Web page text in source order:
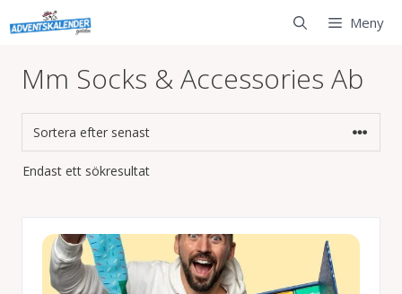
Hoppa
till
Meny
Mm Socks & Accessories Ab
Endast ett sökresultat